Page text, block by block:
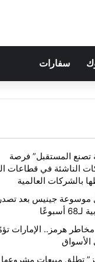
سفارات
تصنع المستقبل” فرصة
الناشئة في قطاعات
بالشركات العالمية
موسوعة جينيس بعد
مخاطر هرمز.. الإمارات
تطلق مبيعات مشروعها